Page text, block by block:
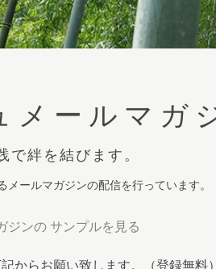
メールマガ
で絆を結びます。
ールマガジンの配信を行っています。
ジンの サンプルを見る
からお願い致します。（登録無料